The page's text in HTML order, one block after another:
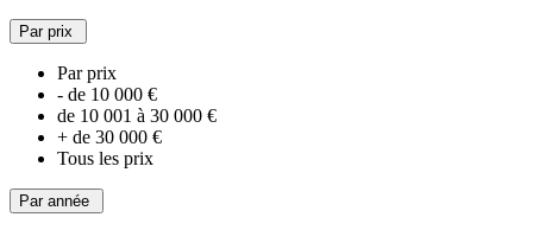
Par prix
Par prix
- de 10 000 €
de 10 001 à 30 000 €
+ de 30 000 €
Tous les prix
Par année